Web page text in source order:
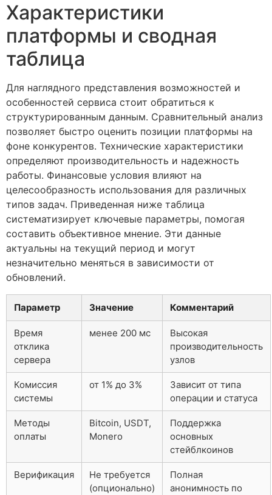
Характеристики
платформы и сводная
таблица
Для наглядного представления возможностей и
особенностей сервиса стоит обратиться к
структурированным данным. Сравнительный анализ
позволяет быстро оценить позиции платформы на
фоне конкурентов. Технические характеристики
определяют производительность и надежность
работы. Финансовые условия влияют на
целесообразность использования для различных
типов задач. Приведенная ниже таблица
систематизирует ключевые параметры, помогая
составить объективное мнение. Эти данные
актуальны на текущий период и могут
незначительно меняться в зависимости от
обновлений.
Параметр Значение Комментарий
Время
отклика
сервера
менее 200 мс
Высокая
производительность
узлов
Комиссия
системы
от 1% до 3%
Зависит от типа
операции и статуса
Методы
оплаты
Bitcoin, USDT,
Monero
Поддержка
основных
стейблкоинов
Верификация
Не требуется
(опционально)
Полная
анонимность по